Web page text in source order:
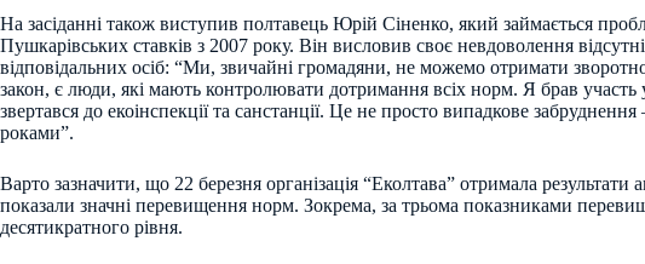
На засіданні також виступив полтавець Юрій Сіненко, який займається
Пушкарівських ставків з 2007 року. Він висловив своє невдоволення
відповідальних осіб: “Ми, звичайні громадяни, не можемо отримати
закон, є люди, які мають контролювати дотримання всіх норм. Я брав участь
звертався до екоінспекції та санстанції. Це не просто випадкове
роками”.
Варто зазначити, що 22 березня організація “Еколтава” отримала результати
показали значні перевищення норм. Зокрема, за трьома показниками
десятикратного рівня.